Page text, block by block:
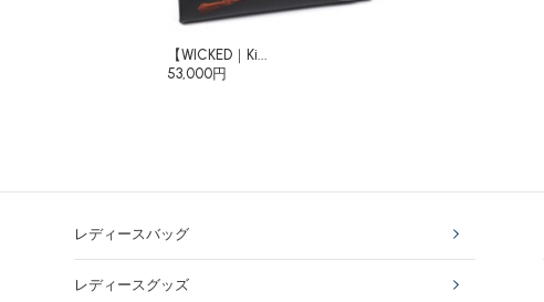
【WICKED｜Ki...
53,000円
レディースバッグ
レディースグッズ